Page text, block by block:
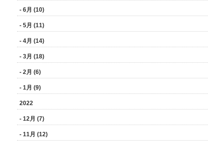
- 6月 (10)
- 5月 (11)
- 4月 (14)
- 3月 (18)
- 2月 (6)
- 1月 (9)
2022
- 12月 (7)
- 11月 (12)